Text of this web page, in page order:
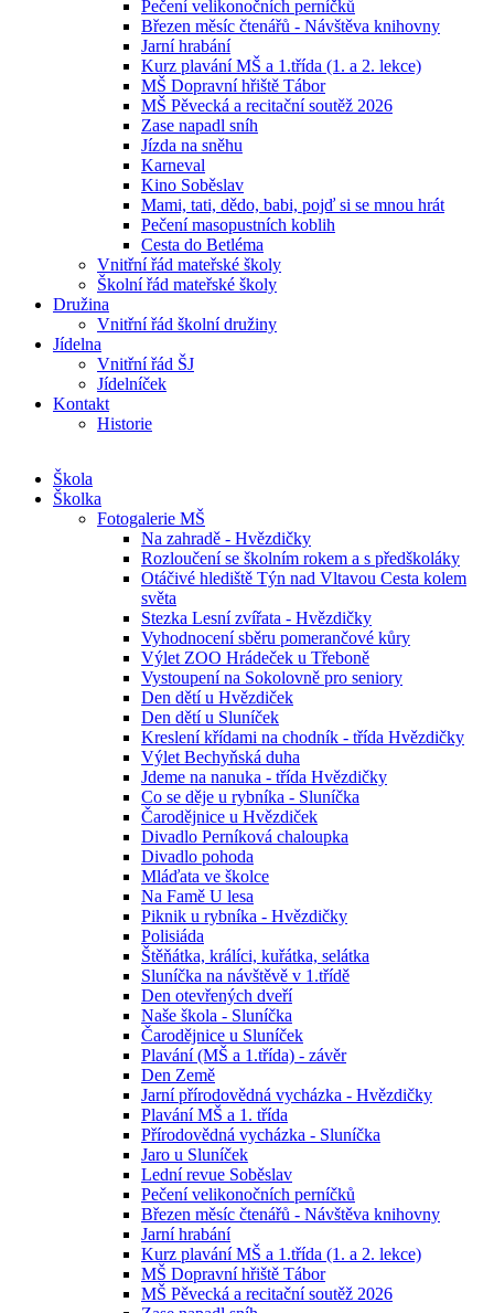
Pečení velikonočních perníčků
Březen měsíc čtenářů - Návštěva knihovny
Jarní hrabání
Kurz plavání MŠ a 1.třída (1. a 2. lekce)
MŠ Dopravní hřiště Tábor
MŠ Pěvecká a recitační soutěž 2026
Zase napadl sníh
Jízda na sněhu
Karneval
Kino Soběslav
Mami, tati, dědo, babi, pojď si se mnou hrát
Pečení masopustních koblih
Cesta do Betléma
Vnitřní řád mateřské školy
Školní řád mateřské školy
Družina
Vnitřní řád školní družiny
Jídelna
Vnitřní řád ŠJ
Jídelníček
Kontakt
Historie
Škola
Školka
Fotogalerie MŠ
Na zahradě - Hvězdičky
Rozloučení se školním rokem a s předškoláky
Otáčivé hlediště Týn nad Vltavou Cesta kolem
světa
Stezka Lesní zvířata - Hvězdičky
Vyhodnocení sběru pomerančové kůry
Výlet ZOO Hrádeček u Třeboně
Vystoupení na Sokolovně pro seniory
Den dětí u Hvězdiček
Den dětí u Sluníček
Kreslení křídami na chodník - třída Hvězdičky
Výlet Bechyňská duha
Jdeme na nanuka - třída Hvězdičky
Co se děje u rybníka - Sluníčka
Čarodějnice u Hvězdiček
Divadlo Perníková chaloupka
Divadlo pohoda
Mláďata ve školce
Na Famě U lesa
Piknik u rybníka - Hvězdičky
Polisiáda
Štěňátka, králíci, kuřátka, selátka
Sluníčka na návštěvě v 1.třídě
Den otevřených dveří
Naše škola - Sluníčka
Čarodějnice u Sluníček
Plavání (MŠ a 1.třída) - závěr
Den Země
Jarní přírodovědná vycházka - Hvězdičky
Plavání MŠ a 1. třída
Přírodovědná vycházka - Sluníčka
Jaro u Sluníček
Lední revue Soběslav
Pečení velikonočních perníčků
Březen měsíc čtenářů - Návštěva knihovny
Jarní hrabání
Kurz plavání MŠ a 1.třída (1. a 2. lekce)
MŠ Dopravní hřiště Tábor
MŠ Pěvecká a recitační soutěž 2026